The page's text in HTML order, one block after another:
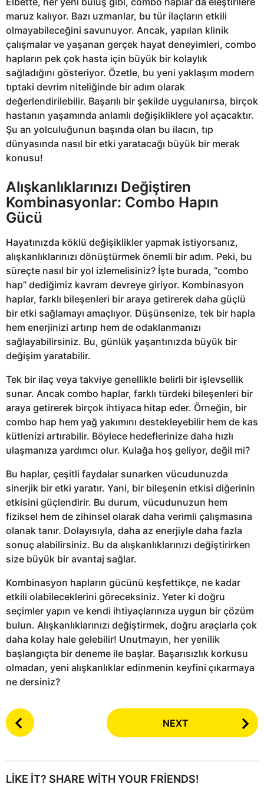
maruz kalıyor. Bazı uzmanlar, bu tür ilaçların etkili
olmayabileceğini savunuyor. Ancak, yapılan klinik
çalışmalar ve yaşanan gerçek hayat deneyimleri, combo
hapların pek çok hasta için büyük bir kolaylık
sağladığını gösteriyor. Özetle, bu yeni yaklaşım modern
tıptaki devrim niteliğinde bir adım olarak
değerlendirilebilir. Başarılı bir şekilde uygulanırsa, birçok
hastanın yaşamında anlamlı değişikliklere yol açacaktır.
Şu an yolculuğunun başında olan bu ilacın, tıp
dünyasında nasıl bir etki yaratacağı büyük bir merak
konusu!
Alışkanlıklarınızı Değiştiren
Kombinasyonlar: Combo Hapın
Gücü
Hayatınızda köklü değişiklikler yapmak istiyorsanız,
alışkanlıklarınızı dönüştürmek önemli bir adım. Peki, bu
süreçte nasıl bir yol izlemelisiniz? İşte burada, “combo
hap” dediğimiz kavram devreye giriyor. Kombinasyon
haplar, farklı bileşenleri bir araya getirerek daha güçlü
bir etki sağlamayı amaçlıyor. Düşünsenize, tek bir hapla
hem enerjinizi artırıp hem de odaklanmanızı
sağlayabilirsiniz. Bu, günlük yaşantınızda büyük bir
değişim yaratabilir.
Tek bir ilaç veya takviye genellikle belirli bir işlevsellik
sunar. Ancak combo haplar, farklı türdeki bileşenleri bir
araya getirerek birçok ihtiyaca hitap eder. Örneğin, bir
combo hap hem yağ yakımını destekleyebilir hem de kas
kütlenizi artırabilir. Böylece hedeflerinize daha hızlı
ulaşmanıza yardımcı olur. Kulağa hoş geliyor, değil mi?
Bu haplar, çeşitli faydalar sunarken vücudunuzda
sinerjik bir etki yaratır. Yani, bir bileşenin etkisi diğerinin
etkisini güçlendirir. Bu durum, vücudunuzun hem
fiziksel hem de zihinsel olarak daha verimli çalışmasına
olanak tanır. Dolayısıyla, daha az enerjiyle daha fazla
sonuç alabilirsiniz. Bu da alışkanlıklarınızı değiştirirken
size büyük bir avantaj sağlar.
Kombinasyon hapların gücünü keşfettikçe, ne kadar
etkili olabileceklerini göreceksiniz. Yeter ki doğru
seçimler yapın ve kendi ihtiyaçlarınıza uygun bir çözüm
bulun. Alışkanlıklarınızı değiştirmek, doğru araçlarla çok
daha kolay hale gelebilir! Unutmayın, her yenilik
başlangıçta bir deneme ile başlar. Başarısızlık korkusu
olmadan, yeni alışkanlıklar edinmenin keyfini çıkarmaya
ne dersiniz?
P
o
P
NEXT
LIKE IT? SHARE WITH YOUR FRIENDS!